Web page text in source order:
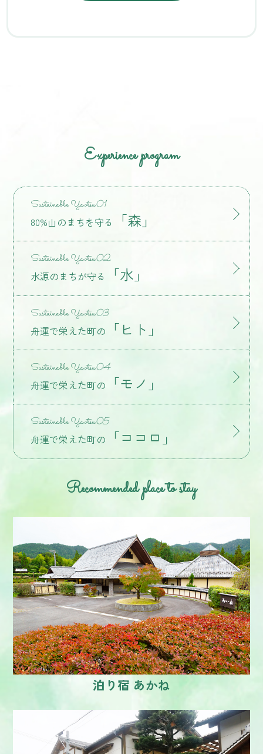
Experience program
Sustainable Yaotsu01
80%山のまちを守る 「森」
Sustainable Yaotsu02
水源のまちが守る 「水」
Sustainable Yaotsu03
舟運で栄えた町の 「ヒト」
Sustainable Yaotsu04
舟運で栄えた町の 「モノ」
Sustainable Yaotsu05
舟運で栄えた町の 「ココロ」
Recommended place to stay
泊り宿 あかね